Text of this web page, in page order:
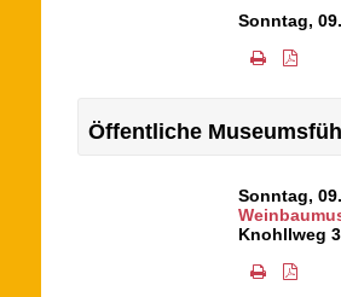
Sonntag,
Öffentliche
Sonntag,
Knohllweg